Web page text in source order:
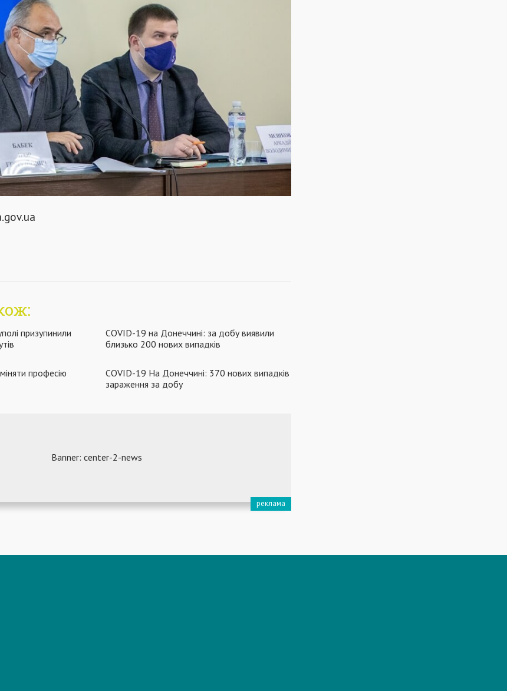
призупинили
COVID-19 на Донеччині: за добу виявили
близько 200 нових випадків
професію
COVID-19 На Донеччині: 370 нових випадків
зараження за добу